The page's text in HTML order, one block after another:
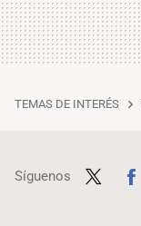
TEMAS DE INTERÉS
Síguenos